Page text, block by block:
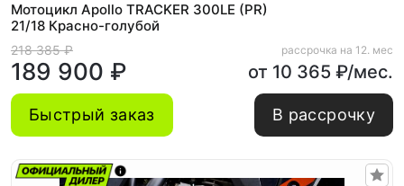
Мотоцикл Apollo TRACKER 300LE (PR)
21/18 Красно-голубой
218 385 ₽
189 900 ₽
рассрочка на 12. мес
от 10 365 ₽/мес.
Быстрый заказ В рассрочку